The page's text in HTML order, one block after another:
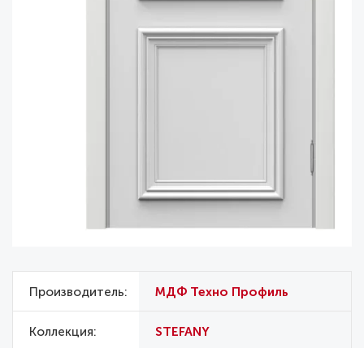
Производитель МДФ Техно Профиль
Коллекция STEFANY